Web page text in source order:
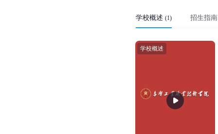
学校概述 (1) 招生指南
学校概述